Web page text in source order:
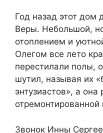
Год назад этот дом
Веры. Небольшой,
отоплением и
Олегом все лето
перестилали полы,
шутил, называя их
энтузиастов», а
отремонтированной
Звонок Инны